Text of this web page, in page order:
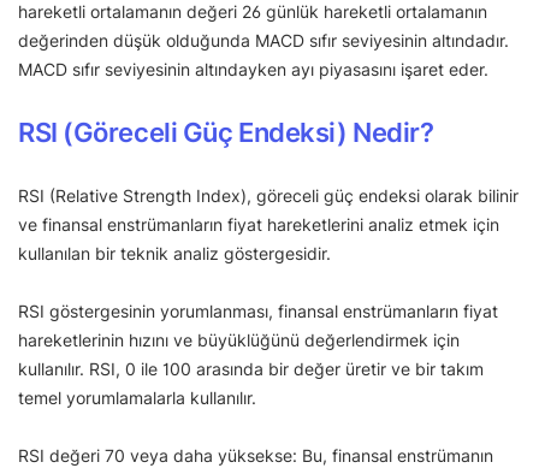
hareketli ortalamanın değeri 26 günlük hareketli ortalamanın
değerinden düşük olduğunda MACD sıfır seviyesinin altındadır.
MACD sıfır seviyesinin altındayken ayı piyasasını işaret eder.
RSI (Göreceli Güç Endeksi) Nedir?
RSI (Relative Strength Index), göreceli güç endeksi olarak bilinir
ve finansal enstrümanların fiyat hareketlerini analiz etmek için
kullanılan bir teknik analiz göstergesidir.
RSI göstergesinin yorumlanması, finansal enstrümanların fiyat
hareketlerinin hızını ve büyüklüğünü değerlendirmek için
kullanılır. RSI, 0 ile 100 arasında bir değer üretir ve bir takım
temel yorumlamalarla kullanılır.
RSI değeri 70 veya daha yüksekse: Bu, finansal enstrümanın